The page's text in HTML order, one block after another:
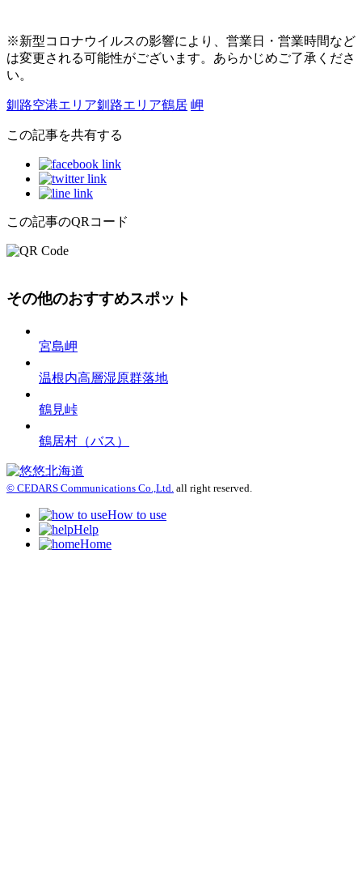
※新型コロナウイルスの影響により、営業日・営業時間など
は変更される可能性がございます。あらかじめご了承くださ
い。
釧路空港エリア釧路エリア鶴居 岬
この記事を共有する
この記事のQRコード
その他のおすすめスポット
宮島岬
温根内高層湿原群落地
鶴見峠
鶴居村（バス）
© CEDARS Communications Co.,Ltd. all right reserved.
How to use
Help
Home